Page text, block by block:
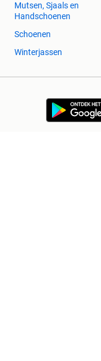
Mutsen, Sjaals en
Handschoenen
Schoenen
Winterjassen